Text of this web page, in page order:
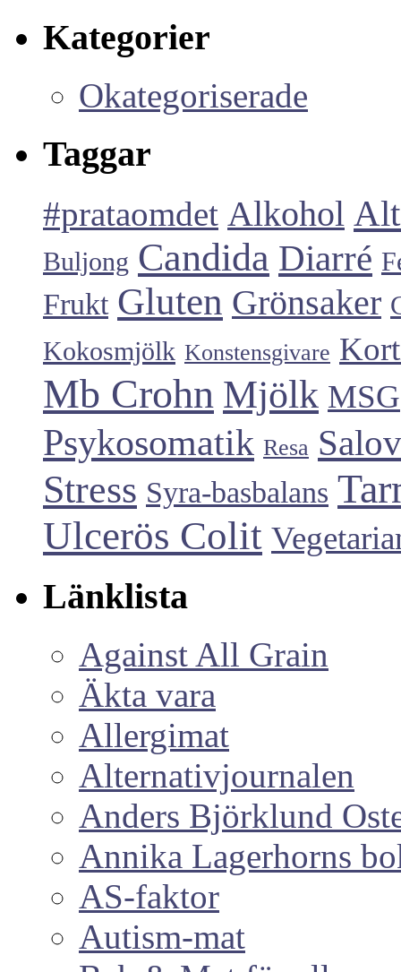
Kategorier
Okategoriserade
Taggar
#prataomdet Alkohol
Buljong Candida Diarré
Frukt Gluten Grönsaker
Kokosmjölk Konstensgivare
Mb Crohn Mjölk MSG
Psykosomatik Resa
Stress Syra-basbalans
Ulcerös Colit
Länklista
Against All Grain
Äkta vara
Allergimat
Alternativjournalen
Anders Björklund
Annika Lagerhorns
AS-faktor
Autism-mat